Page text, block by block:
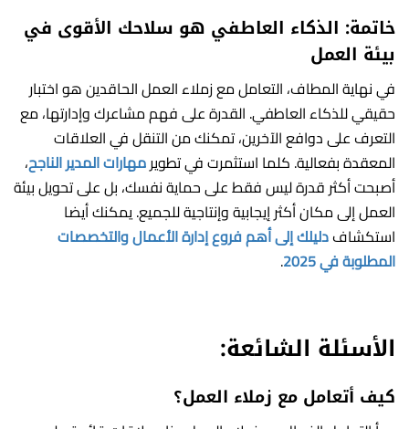
خاتمة: الذكاء العاطفي هو سلاحك الأقوى في
بيئة العمل
في نهاية المطاف، التعامل مع زملاء العمل الحاقدين هو اختبار
حقيقي للذكاء العاطفي. القدرة على فهم مشاعرك وإدارتها، مع
التعرف على دوافع الآخرين، تمكنك من التنقل في العلاقات
المعقدة بفعالية. كلما استثمرت في تطويرمهارات المدير الناجح،
أصبحت أكثر قدرة ليس فقط على حماية نفسك، بل على تحويل بيئة
العمل إلى مكان أكثر إيجابية وإنتاجية للجميع. يمكنك أيضا
استكشافدليلك إلى أهم فروع إدارة الأعمال والتخصصات
المطلوبة في 2025
.
الأسئلة الشائعة:
كيف أتعامل مع زملاء العمل؟